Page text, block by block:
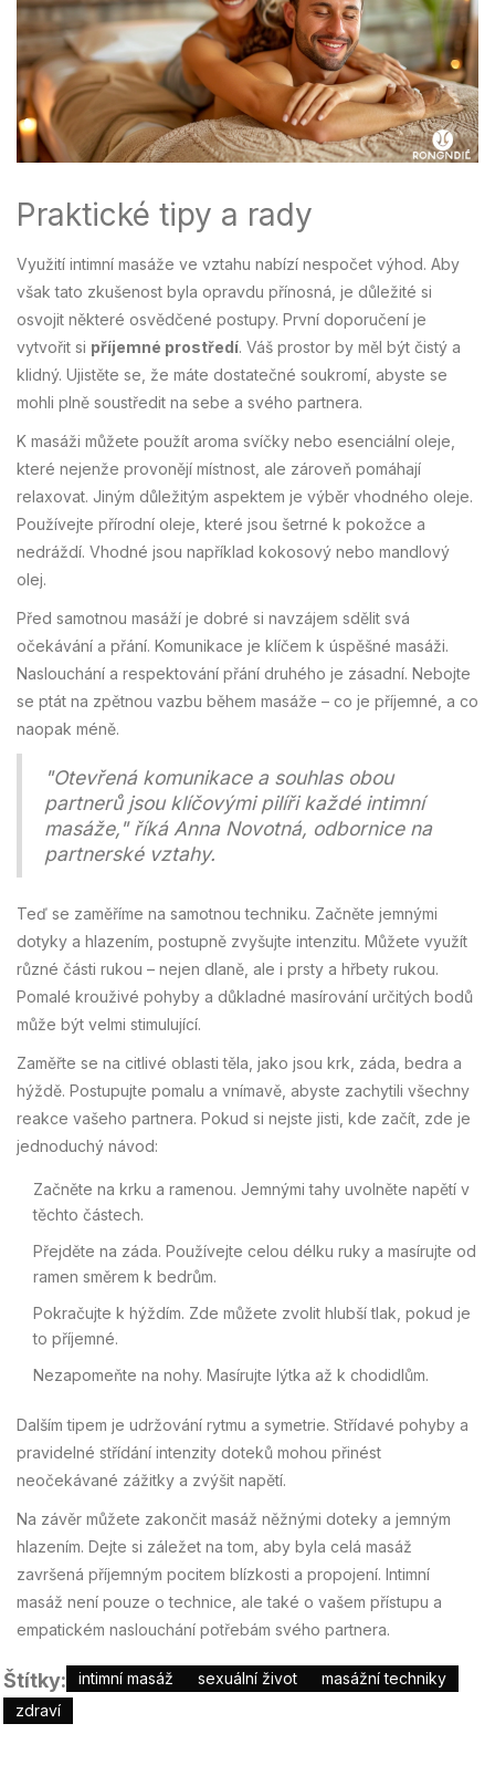
Praktické tipy a rady
Využití intimní masáže ve vztahu nabízí nespočet výhod. Aby
však tato zkušenost byla opravdu přínosná, je důležité si
osvojit některé osvědčené postupy. První doporučení je
vytvořit si příjemné prostředí. Váš prostor by měl být čistý a
klidný. Ujistěte se, že máte dostatečné soukromí, abyste se
mohli plně soustředit na sebe a svého partnera.
K masáži můžete použít aroma svíčky nebo esenciální oleje,
které nejenže provonějí místnost, ale zároveň pomáhají
relaxovat. Jiným důležitým aspektem je výběr vhodného oleje.
Používejte přírodní oleje, které jsou šetrné k pokožce a
nedráždí. Vhodné jsou například kokosový nebo mandlový
olej.
Před samotnou masáží je dobré si navzájem sdělit svá
očekávání a přání. Komunikace je klíčem k úspěšné masáži.
Naslouchání a respektování přání druhého je zásadní. Nebojte
se ptát na zpětnou vazbu během masáže – co je příjemné, a co
naopak méně.
"Otevřená komunikace a souhlas obou
partnerů jsou klíčovými pilíři každé intimní
masáže," říká Anna Novotná, odbornice na
partnerské vztahy.
Teď se zaměříme na samotnou techniku. Začněte jemnými
dotyky a hlazením, postupně zvyšujte intenzitu. Můžete využít
různé části rukou – nejen dlaně, ale i prsty a hřbety rukou.
Pomalé krouživé pohyby a důkladné masírování určitých bodů
může být velmi stimulující.
Zaměřte se na citlivé oblasti těla, jako jsou krk, záda, bedra a
hýždě. Postupujte pomalu a vnímavě, abyste zachytili všechny
reakce vašeho partnera. Pokud si nejste jisti, kde začít, zde je
jednoduchý návod:
Začněte na krku a ramenou. Jemnými tahy uvolněte napětí v
těchto částech.
Přejděte na záda. Používejte celou délku ruky a masírujte od
ramen směrem k bedrům.
Pokračujte k hýždím. Zde můžete zvolit hlubší tlak, pokud je
to příjemné.
Nezapomeňte na nohy. Masírujte lýtka až k chodidlům.
Dalším tipem je udržování rytmu a symetrie. Střídavé pohyby a
pravidelné střídání intenzity doteků mohou přinést
neočekávané zážitky a zvýšit napětí.
Na závěr můžete zakončit masáž něžnými doteky a jemným
hlazením. Dejte si záležet na tom, aby byla celá masáž
završená příjemným pocitem blízkosti a propojení. Intimní
masáž není pouze o technice, ale také o vašem přístupu a
empatickém naslouchání potřebám svého partnera.
Štítky: intimní masáž sexuální život
masážní techniky
zdraví